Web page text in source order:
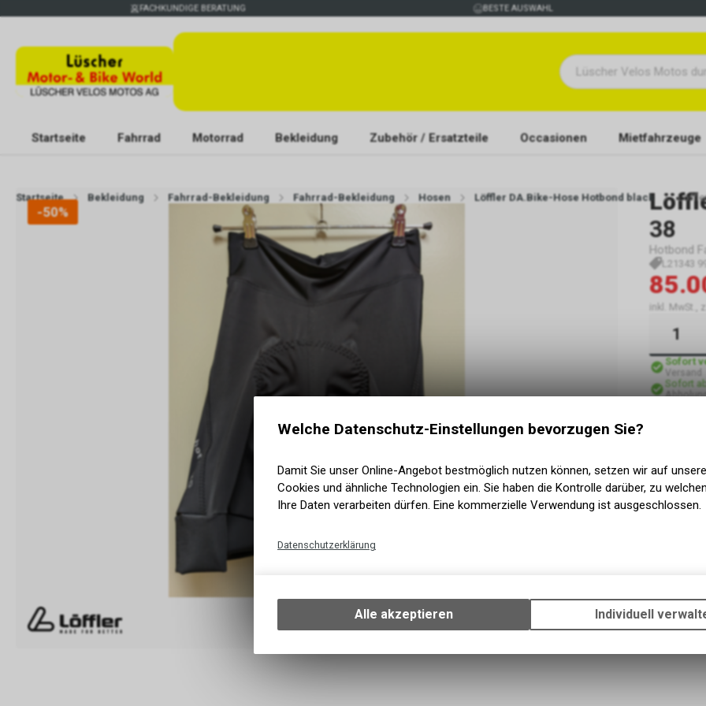
FACHKUNDIGE BERATUNG BESTE AUSWAHL
Startseite Fahrrad Motorrad Bekleidung Zubehör / Ersatzteile Occasionen Mietfahrzeuge
Startseite Bekleidung Fahrrad-Bekleidung Fahrrad-Bekleidung Hosen Löffler DA.Bike-Hose Hotbond black
-50%
38
Hotbond
L21343
inkl. MwSt.,
Sofort
Versand
Sofort
Welche Datenschutz-Einstellungen bevorzugen Sie?
Damit Sie unser Online-Angebot bestmöglich nutzen können, setzen wir auf
Cookies und ähnliche Technologien ein. Sie haben die Kontrolle darüber, zu
Ihre Daten verarbeiten dürfen. Eine kommerzielle Verwendung ist ausgeschlossen.
Datenschutzerklärung
Ihrem Gerät, um die grundlegenden Funktionen unseres Online-
Verwendung des Warenkorbs, zu ermöglichen. Bitte beachten Sie,
zulassen.
Alle akzeptieren Individuell